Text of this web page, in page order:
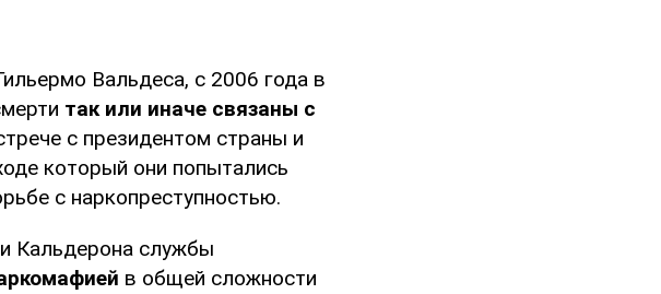
Вальдеса, с 2006 года в
так или иначе связаны с
с президентом страны и
который они попытались
с наркопреступностью.
Кальдерона службы
в общей сложности